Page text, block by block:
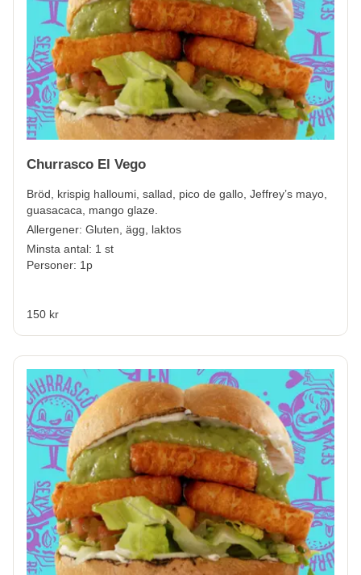
Churrasco El Vego
Bröd, krispig halloumi, sallad, pico de gallo, Jeffrey’s mayo,
guasacaca, mango glaze.
Allergener: Gluten, ägg, laktos
Minsta antal: 1 st
Personer: 1p
150 kr